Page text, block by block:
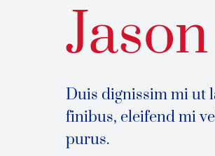
Duis dignissim mi ut
finibus, eleifend mi
purus.